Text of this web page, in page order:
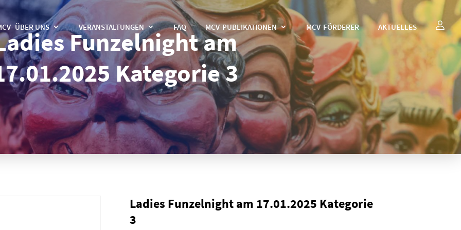
ÜBER UNS VERANSTALTUNGEN FAQ MCV-PUBLIKATIONEN MCV-FÖRDERER AKTUELLES
Funzelnight am
Kategorie 3
Ladies Funzelnight am 17.01.2025 Kategorie
3